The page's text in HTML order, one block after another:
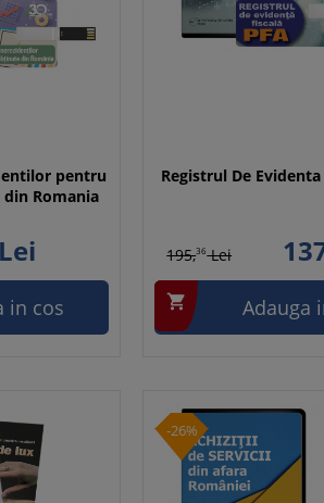
pentru
Romania
Lei
in cos
Registrul De Evidenta
195,36Lei
 Adauga
-26%